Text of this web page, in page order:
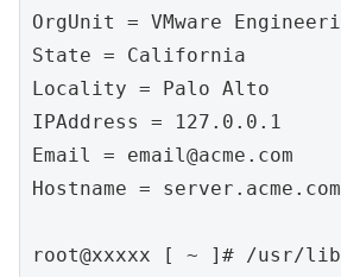
OrgUnit = VMware
State = California
Locality = Palo Alto
IPAddress = 127.0.0.1
Email = email@acme.com
Hostname = server.acme.com
root@xxxxx [ ~ ]# /usr/